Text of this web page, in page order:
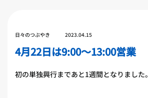
日々のつぶやき 2023.04.15
4月22日は9:00〜13:00営業
初の単独興行まであと1週間となりました。